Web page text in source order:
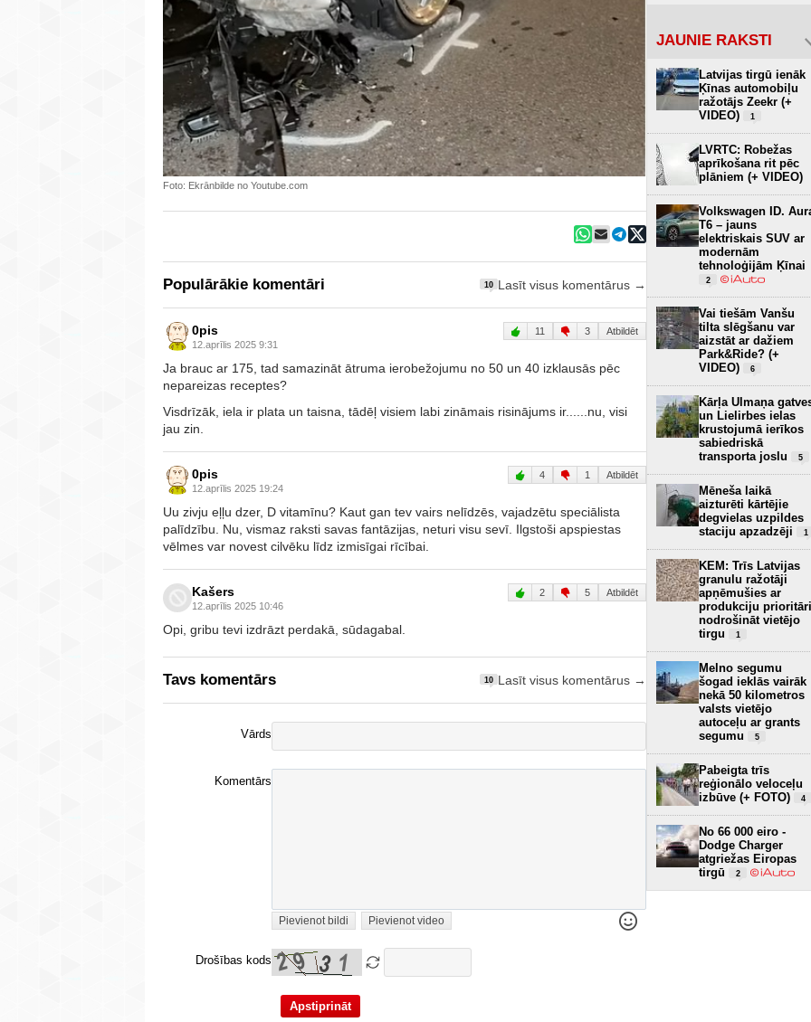
Foto: Ekrānbilde no Youtube.com
Populārākie komentāri 10 Lasīt visus komentārus →
0pis
12.aprīlis 2025 9:31
11 3 Atbildēt
Ja brauc ar 175, tad samazināt ātruma ierobežojumu no 50 un 40 izklausās pēc
nepareizas receptes?
Visdrīzāk, iela ir plata un taisna, tādēļ visiem labi zināmais risinājums ir......nu, visi
jau zin.
0pis
12.aprīlis 2025 19:24
4 1 Atbildēt
Uu zivju eļļu dzer, D vitamīnu? Kaut gan tev vairs nelīdzēs, vajadzētu speciālista
palīdzību. Nu, vismaz raksti savas fantāzijas, neturi visu sevī. Ilgstoši apspiestas
vēlmes var novest cilvēku līdz izmisīgai rīcībai.
Kašers
12.aprīlis 2025 10:46
2 5 Atbildēt
Opi, gribu tevi izdrāzt perdakā, sūdagabal.
Tavs komentārs 10 Lasīt visus komentārus →
Vārds
Komentārs
Pievienot bildi Pievienot video
Drošības kods
JAUNIE RAKSTI
Latvijas tirgū ienāk
Ķīnas automobiļu
ražotājs Zeekr (+
VIDEO)
1
LVRTC: Robežas
aprīkošana rit pēc
plāniem (+ VIDEO)
Volkswagen ID.
T6 – jauns
elektriskais SUV ar
modernām
tehnoloģijām Ķīnai
2
Vai tiešām Vanšu
tilta slēgšanu var
aizstāt ar dažiem
Park&Ride? (+
VIDEO)
6
Kārļa Ulmaņa
un Lielirbes ielas
krustojumā ierīkos
sabiedriskā
transporta joslu
5
Mēneša laikā
aizturēti kārtējie
degvielas uzpildes
staciju apzadzēji
1
KEM: Trīs Latvijas
granulu ražotāji
apņēmušies ar
produkciju prioritāri
nodrošināt vietējo
tirgu
1
Melno segumu
šogad ieklās vairāk
nekā 50 kilometros
valsts vietējo
autoceļu ar grants
segumu
5
Pabeigta trīs
reģionālo veloceļu
izbūve (+ FOTO)
4
No 66 000 eiro -
Dodge Charger
atgriežas Eiropas
tirgū
2